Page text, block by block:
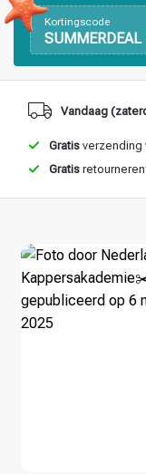
Haarstyling
Kortingscode
SUMMERDEAL
Vandaag
Gratis verzending
Gratis